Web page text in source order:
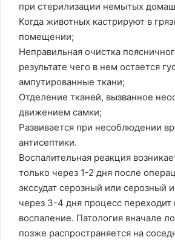
при стерилизации немытых
Когда животных кастрируют в
помещении;
Неправильная очистка
результате чего в нем остается
ампутированные ткани;
Отделение тканей, вызванное
движением самки;
Развивается при несоблюдении
антисептики.
Воспалительная реакция
только через 1-2 дня после
экссудат серозный или серозный
через 3-4 дня процесс переходит
воспаление. Патология вначале
позже распространяется на